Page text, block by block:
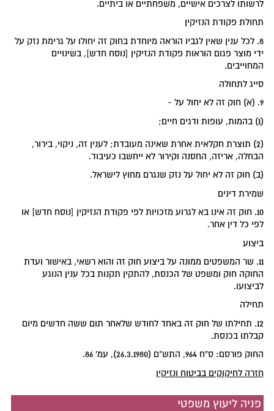
לרשותו לצרכים אישיים, משפחתיים או ביתיים.
תחולת פקודת הנזיקין
8. לכל ענין שאין לגביו הוראה מיוחדת בחוק זה יחולו על גרימת נזק על
ידי מוצר פגום הוראות פקודת הנזיקין [נוסח חדש], בשינויים
המחוייבים.
סייג לתחולה
9. (א) חוק זה לא יחול על -
(1) בהמות, עופות ודגים חיים;
(2) תוצרת חקלאית אחרת שאינה מעובדת; לענין זה, ניקוי, בירור,
הבחלה, אריזה, החסנה וקירור לא ייחשבו כעיבוד.
(ב) חוק זה לא יחול על נזק שנגרם מחוץ לישראל.
שמירת דינים
10. חוק זה אינו בא לגרוע מזכויות לפי פקודת הנזיקין [נוסח חדש] או
לפי כל דין אחר.
ביצוע
11. שר המשפטים ממונה על ביצוע חוק זה והוא רשאי, באישור ועדת
החוקה חוק ומשפט של הכנסת, להתקין תקנות בכל ענין הנוגע
לביצועו.
תחילה
12. תחילתו של חוק זה באחד לחודש שלאחר תום ששה חדשים מיום
קבלתו בכנסת.
החוק פורסם: ס"ח 964, התש"ם (26.3.1980), עמ' 86.
חזרה לחיקוקים בביטוח ונזיקין
פניה ליעוץ משפטי